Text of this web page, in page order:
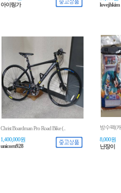
아이링가
lovejhkim
Christ Boardman Pro Road Bike (..
1,400,000원
unicorn928
방수팩(
8,000원
난장이